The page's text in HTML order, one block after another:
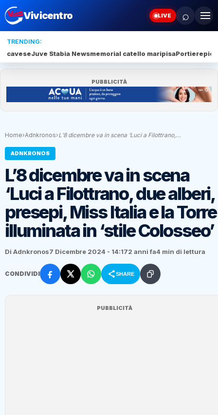
Vivicentro LIVE ⌕
TRENDING:
caveseJuve Stabia Newsmemorial catello maripisaPortiere
PUBBLICITÀ
Home›Adnkronos›L’8 dicembre va in scena ‘Luci a Filottrano,…
ADNKRONOS
L’8 dicembre va in scena
‘Luci a Filottrano, due alberi,
presepi, Miss Italia e la Torre
illuminata in ‘stile Colosseo’
Di Adnkronos7 Dicembre 2024 - 14:172 anni fa4 min di lettura
CONDIVIDI SHARE
PUBBLICITÀ